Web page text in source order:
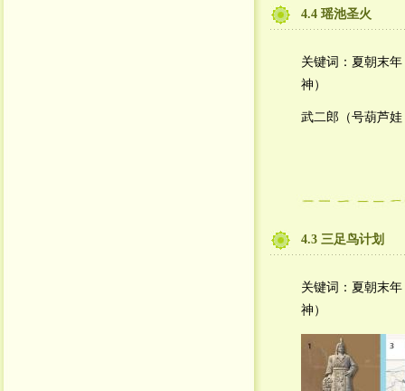
4.4 瑶池圣火
关键词：夏朝末
神）
武二郎（号葫芦
4.3 三足鸟计划
关键词：夏朝末
神）